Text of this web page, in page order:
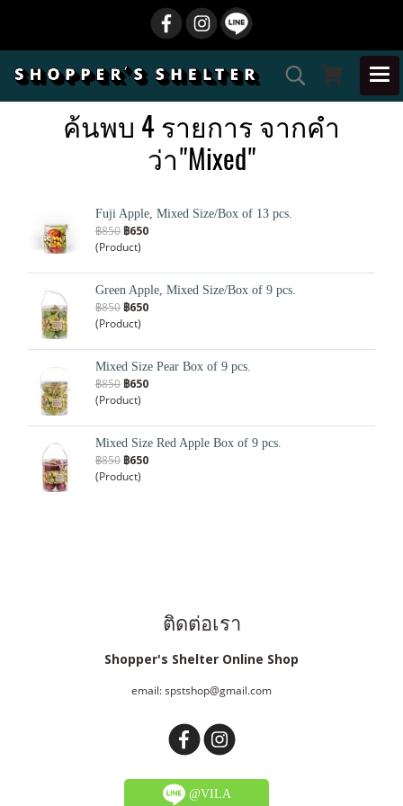
ค้นพบ 4 รายการ จากคำ
ว่า"Mixed"
Fuji Apple, Mixed Size/Box of 13 pcs.
฿850 ฿650
(Product)
Green Apple, Mixed Size/Box of 9 pcs.
฿850 ฿650
(Product)
Mixed Size Pear Box of 9 pcs.
฿850 ฿650
(Product)
Mixed Size Red Apple Box of 9 pcs.
฿850 ฿650
(Product)
ติดต่อเรา
Shopper's Shelter Online Shop
email: spstshop@gmail.com
@VILA